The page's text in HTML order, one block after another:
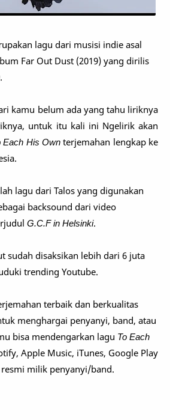
lagu dari musisi indie asal
Far Out Dust (2019) yang dirilis
kamu belum ada yang tahu liriknya
untuk itu kali ini Ngelirik akan
Each His Ownterjemahan lengkap ke
lagu dari Talos yang digunakan
backsound dari video
G.C.F in Helsinki.
sudah disaksikan lebih dari 6 juta
trending Youtube.
terbaik dan berkualitas
menghargai penyanyi, band, atau
bisa mendengarkan lagu To Each
Apple Music, iTunes, Google Play
milik penyanyi/band.